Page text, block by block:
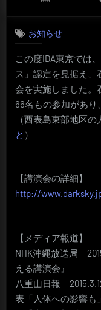
お知らせ
この度IDA東京では
ス」認定を見据え、
会を実施しました。
66名もの参加があり
（西表島東部地区
と ）
【講演会の詳細】
http://
【メディア報道】
NHK沖縄放送局
える講演会』
八重山日報
表「人体への影響も